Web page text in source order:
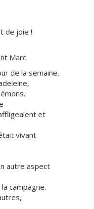
de joie !
Marc
de la semaine,
et
vivant
autre aspect
campagne.